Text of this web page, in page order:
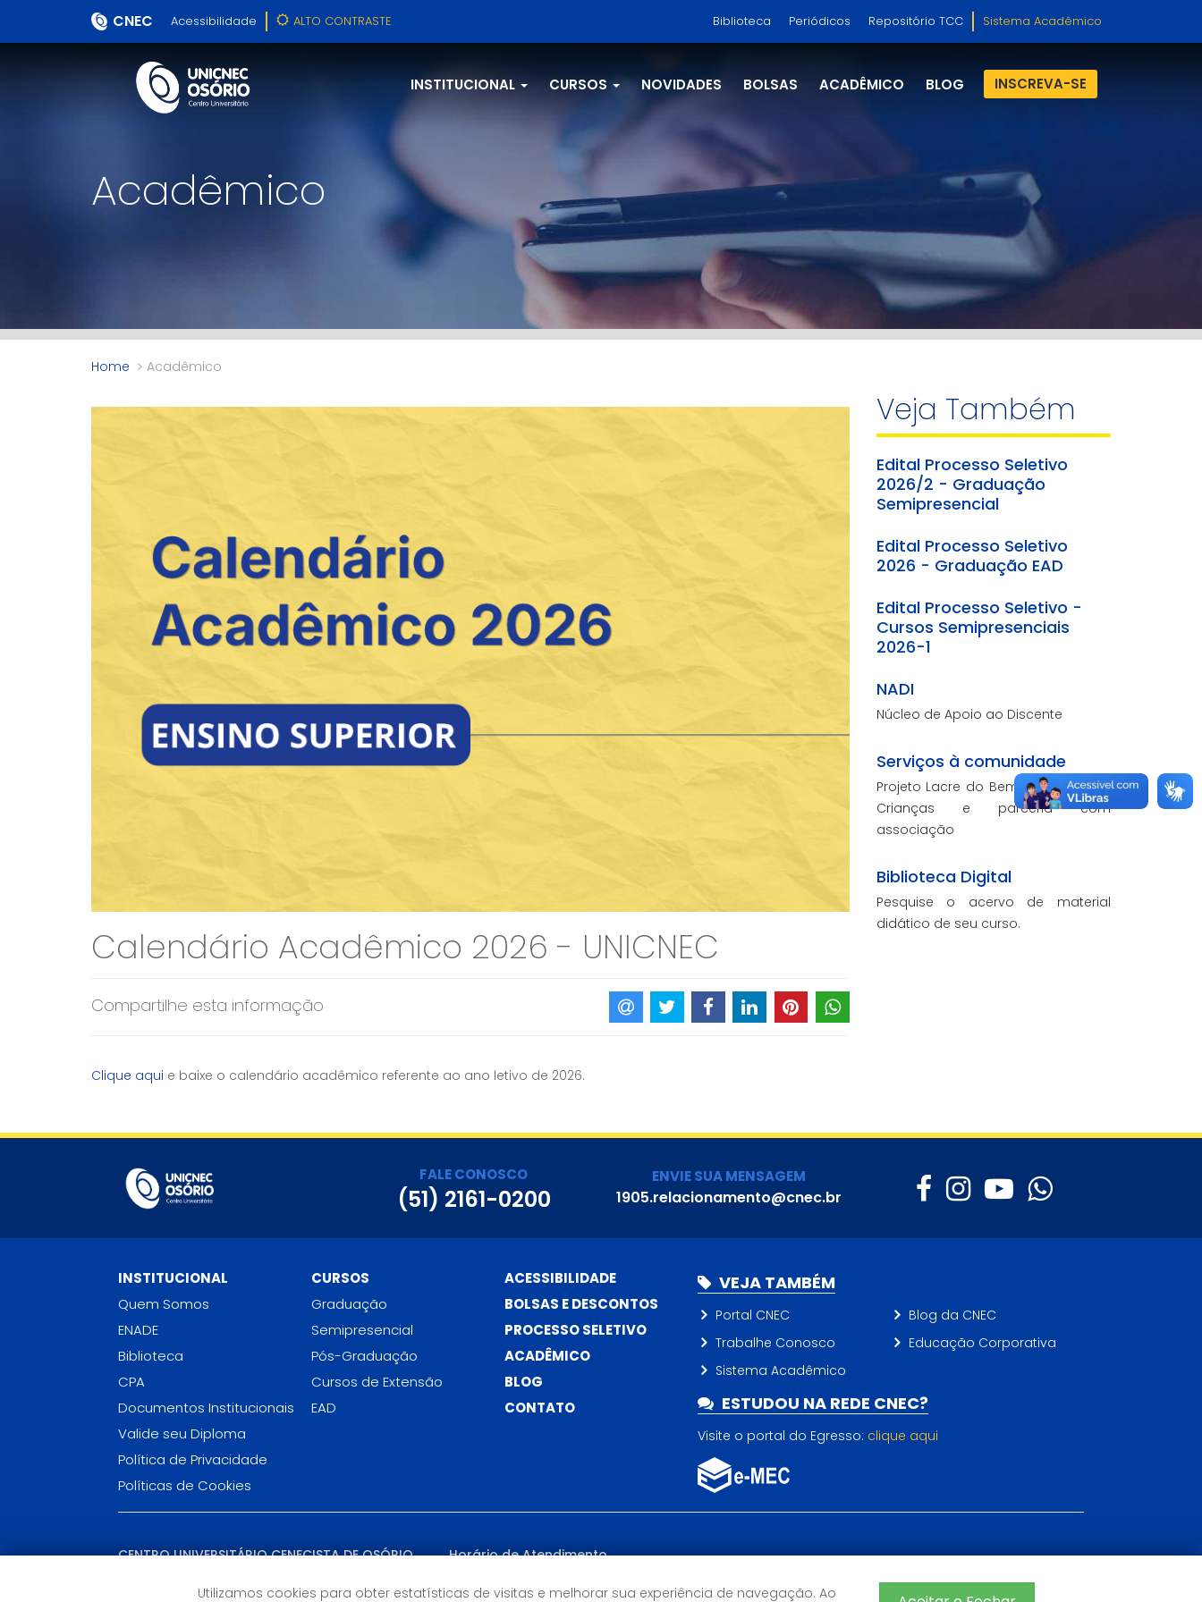
CNEC Acessibilidade ALTO CONTRASTE Biblioteca Periódicos Repositório TCC Sistema Acadêmico
INSTITUCIONAL CURSOS NOVIDADES BOLSAS ACADÊMICO BLOG INSCREVA-SE
Acadêmico
Home Acadêmico
Calendário Acadêmico 2026 - UNICNEC
Compartilhe esta informação
Clique aqui e baixe o calendário acadêmico referente ao ano letivo de 2026.
Veja Também
Edital Processo Seletivo
2026/2 - Graduação
Semipresencial
Edital Processo Seletivo
2026 - Graduação EAD
Edital Processo Seletivo -
Cursos Semipresenciais
2026-1
NADI
Núcleo de Apoio ao Discente
Serviços à comunidade
Projeto Lacre do Bem, Semana das
Crianças e parceria com
associação
Biblioteca Digital
Pesquise o acervo de material
didático de seu curso.
FALE CONOSCO
(51) 2161-0200
ENVIE SUA MENSAGEM
1905.relacionamento@cnec.br
INSTITUCIONAL
Quem Somos
ENADE
Biblioteca
CPA
Documentos Institucionais
Valide seu Diploma
Política de Privacidade
Políticas de Cookies
CURSOS
Graduação
Semipresencial
Pós-Graduação
Cursos de Extensão
EAD
ACESSIBILIDADE
BOLSAS E DESCONTOS
PROCESSO SELETIVO
ACADÊMICO
BLOG
CONTATO
VEJA TAMBÉM
Portal CNEC
Blog da CNEC
Trabalhe Conosco
Educação Corporativa
Sistema Acadêmico
ESTUDOU NA REDE CNEC?
Visite o portal do Egresso: clique aqui
CENTRO UNIVERSITÁRIO CENECISTA DE OSÓRIO
R. Vinte e Quatro de Maio, 141 - Centro
Horário de Atendimento
Sábados: 09h às 12h
Sistema de Ensino CNEC
Utilizamos cookies para obter estatísticas de visitas e melhorar sua experiência de navegação. Ao